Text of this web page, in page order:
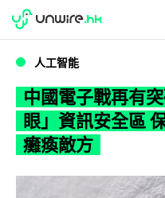
WWDC 2026
人工智能
中國電子戰再有
眼」資訊安全區
癱瘓敵方